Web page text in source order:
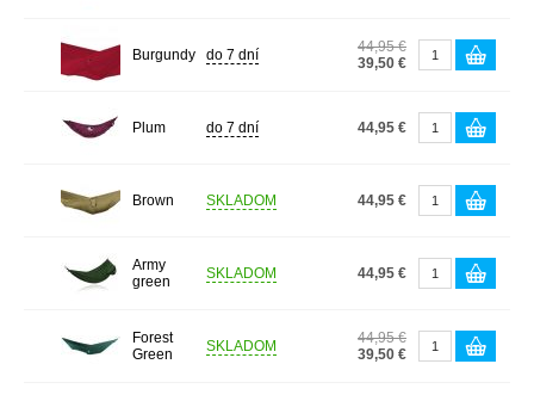
Burgundy do 7 dní
44,95 €
39,50 €
Plum do 7 dní 44,95 €
Brown SKLADOM 44,95 €
Army
green
SKLADOM 44,95 €
Forest
Green
SKLADOM
44,95 €
39,50 €